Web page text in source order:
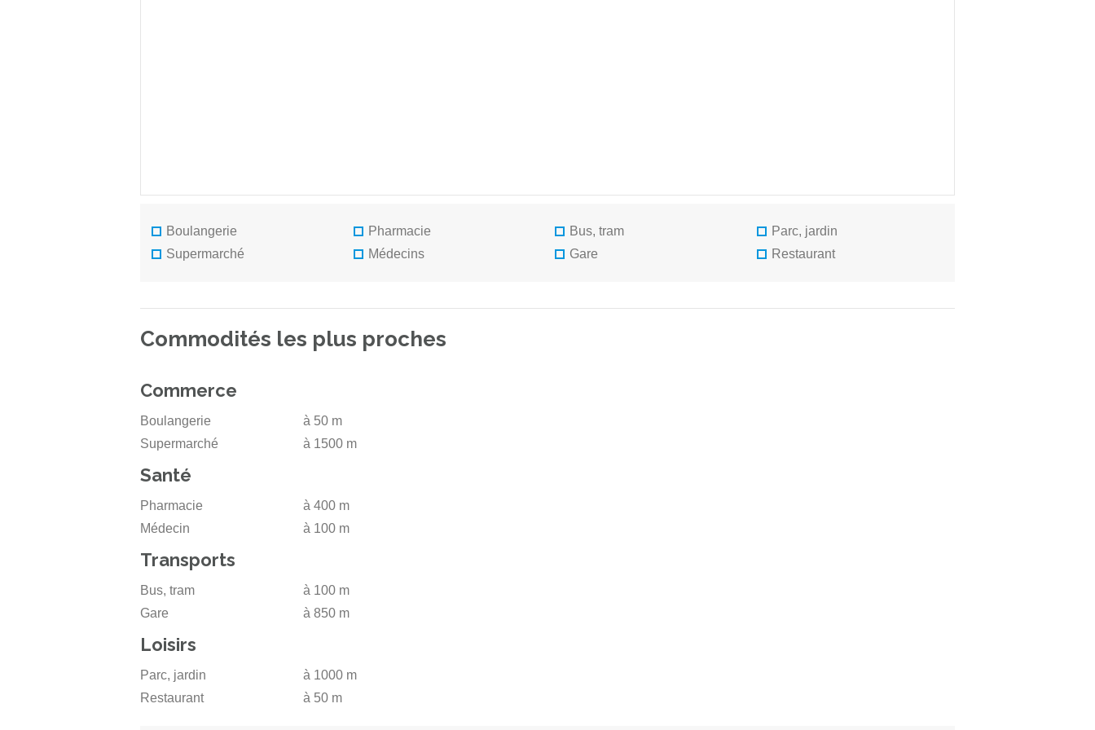
Boulangerie
Supermarché
Pharmacie
Médecins
Bus, tram
Gare
Parc, jardin
Restaurant
Commodités les plus proches
Commerce
Boulangerie
à 50 m
Supermarché
à 1500 m
Santé
Pharmacie
à 400 m
Médecin
à 100 m
Transports
Bus, tram
à 100 m
Gare
à 850 m
Loisirs
Parc, jardin
à 1000 m
Restaurant
à 50 m